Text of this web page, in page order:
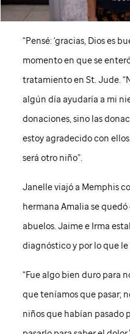
“Pensé: ‘gracias, Dios es
momento en que se
tratamiento en St. Jude.
algún día ayudaría a mi
donaciones, sino las
estoy agradecido con
será otro niño”.
Janelle viajó a Memphis
hermana Amalia se
abuelos. Jaime e Irma
diagnóstico y por lo que le
“Fue algo bien duro para
que teníamos que pasar;
niños que habían pasado